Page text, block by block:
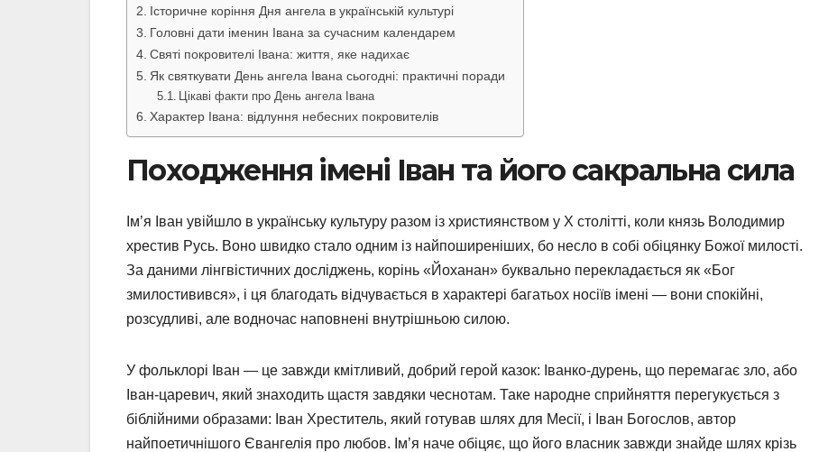
Історичне коріння Дня ангела в українській культурі
Головні дати іменин Івана за сучасним календарем
Святі покровителі Івана: життя, яке надихає
Як святкувати День ангела Івана сьогодні: практичні поради
Цікаві факти про День ангела Івана
Характер Івана: відлуння небесних покровителів
Походження імені Іван та його сакральна сила
Ім’я Іван увійшло в українську культуру разом із християнством у X столітті, коли князь Володимир
хрестив Русь. Воно швидко стало одним із найпоширеніших, бо несло в собі обіцянку Божої милості.
За даними лінгвістичних досліджень, корінь «Йоханан» буквально перекладається як «Бог
змилостивився», і ця благодать відчувається в характері багатьох носіїв імені — вони спокійні,
розсудливі, але водночас наповнені внутрішньою силою.
У фольклорі Іван — це завжди кмітливий, добрий герой казок: Іванко-дурень, що перемагає зло, або
Іван-царевич, який знаходить щастя завдяки чеснотам. Таке народне сприйняття перегукується з
біблійними образами: Іван Хреститель, який готував шлях для Месії, і Іван Богослов, автор
найпоетичнішого Євангелія про любов. Ім’я наче обіцяє, що його власник завжди знайде шлях крізь